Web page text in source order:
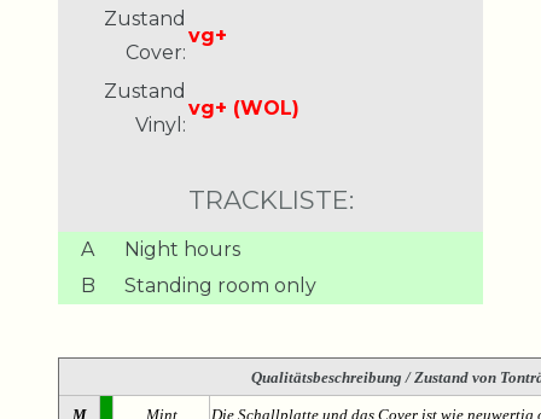
Zustand
Cover:
vg+
Zustand
Vinyl:
vg+ (WOL)
TRACKLISTE:
A
Night hours
B
Standing room only
Qualitätsbeschreibung / Zustand von
M Mint Die Schallplatte und das Cover ist wie